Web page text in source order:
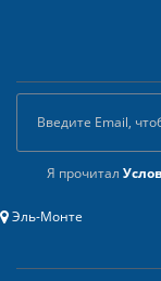
Я прочитал
Эль-Монте